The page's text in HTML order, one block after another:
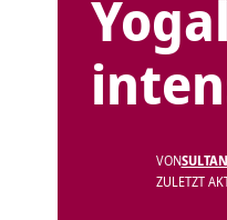
ZULETZT
VON